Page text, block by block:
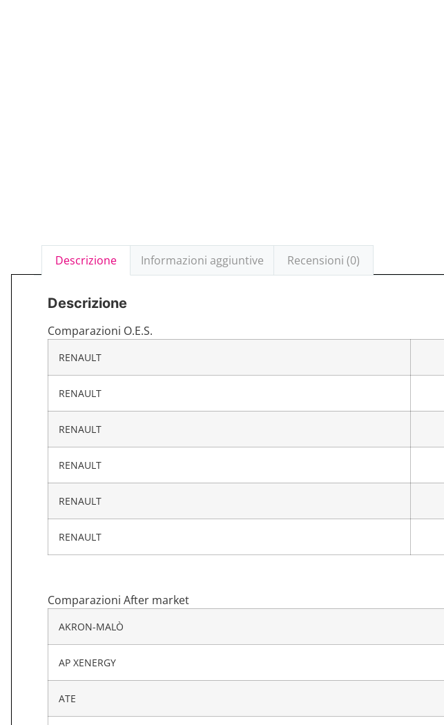
Descrizione Informazioni aggiuntive Recensioni (0)
Descrizione
Comparazioni O.E.S.
RENAULT
RENAULT
RENAULT
RENAULT
RENAULT
RENAULT
Comparazioni After market
AKRON-MALÒ
AP XENERGY
ATE